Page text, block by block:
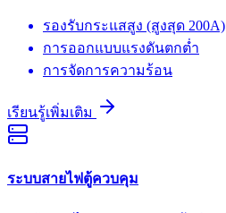
รองรับกระแสสูง (สูงสุด 200A)
การออกแบบแรงดันตกต่ำ
การจัดการความร้อน
เรียนรู้เพิ่มเติม
ระบบสายไฟตู้ควบคุม